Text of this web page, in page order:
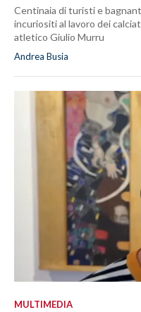
Centinaia di turisti e
incuriositi al lavoro dei
atletico Giulio Murru
Andrea Busia
MULTIMEDIA